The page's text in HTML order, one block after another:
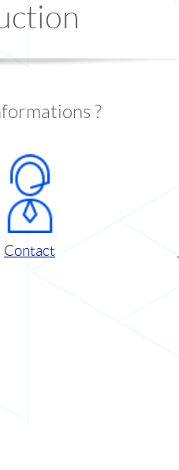
?
Contact